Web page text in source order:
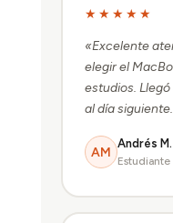
★★★★★
«Excelente
elegir el
estudios.
al día
AM
Andrés M.
Estudiante